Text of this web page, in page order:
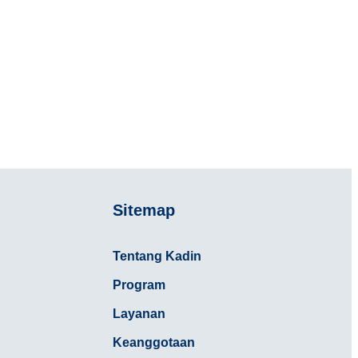
Sitemap
Tentang Kadin
Program
Layanan
Keanggotaan